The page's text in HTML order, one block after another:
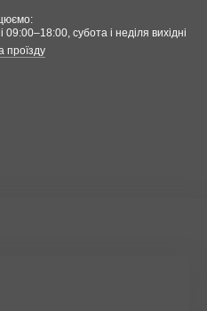
09:00–18:00, cубота і неділя вихідні
проїзду